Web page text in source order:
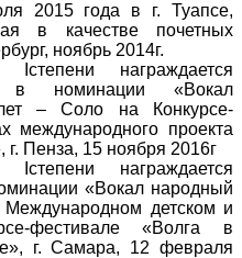
2015 года в г. Туапсе,
в качестве почетных
ноябрь 2014г.
награждается
номинации «Вокал
– Соло на Конкурсе-
международного проекта
г. Пенза, 15 ноября 2016г
награждается
«Вокал народный
детском и
фестивале «Волга в
г. Самара, 12 февраля